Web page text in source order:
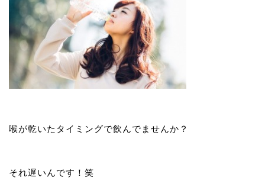
喉が乾いたタイミングで飲んでませんか？
それ遅いんです！笑